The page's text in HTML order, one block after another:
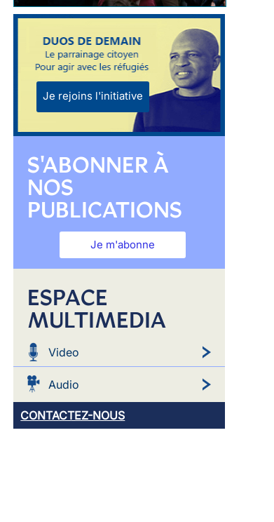
Je rejoins l'initiative
S'ABONNER À
NOS
PUBLICATIONS
Je m'abonne
ESPACE
MULTIMEDIA
Video
Audio
CONTACTEZ-NOUS